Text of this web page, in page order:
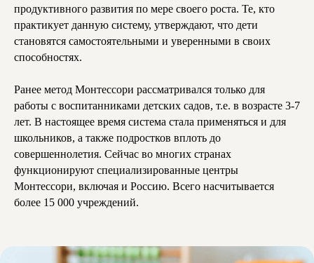
продуктивного развития по мере своего роста. Те, кто
практикует данную систему, утверждают, что дети
становятся самостоятельными и уверенными в своих
способностях.
Ранее метод Монтессори рассматривался только для
работы с воспитанниками детских садов, т.е. в возрасте 3-7
лет. В настоящее время система стала применяться и для
школьников, а также подростков вплоть до
совершеннолетия. Сейчас во многих странах
функционируют специализированные центры
Монтессори, включая и Россию. Всего насчитывается
более 15 000 учреждений.